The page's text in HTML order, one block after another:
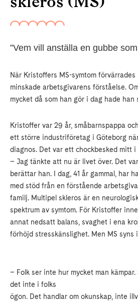
”Vem vill anställa en gubbe
När Kristoffers MS-symtom förvärrades
minskade arbetsgivarens förståelse.
mycket då som han gör i dag hade han
Kristoffer var 29 år, småbarnspappa
ett större industriföretag i Göteborg
diagnos. Det var ett chockbesked mitt i
– Jag tänkte att nu är livet över. Det
berättar han. I dag, 41 år gammal, har
med stöd från en förstående
familj. Multipel skleros är en
spektrum av symtom. För Kristoffer
annat nedsatt balans, svaghet i ena
förhöjd stresskänslighet. Men MS syns
– Folk ser inte hur mycket man
det inte i folks
ögon. Det handlar om okunskap, inte